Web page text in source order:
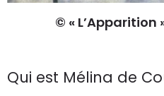
© « L’Apparition
Qui est Mélina de